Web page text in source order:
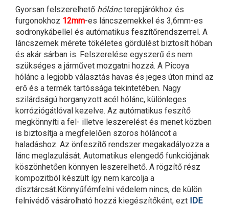
Gyorsan felszerelhető hóláncterepjárókhoz és
furgonokhoz 12mm-es láncszemekkel és 3,6mm-es
sodronykábellel és autómatikus feszítőrendszerrel. A
láncszemek mérete tökéletes gördülést biztosít hóban
és akár sárban is. Felszerelése egyszerű és nem
szükséges a járművet mozgatni hozzá. A Picoya
hólánc a legjobb választás havas és jeges úton mind az
erő és a termék tartóssága tekintetében. Nagy
szilárdságú horganyzott acél hólánc, különleges
korróziógátlóval kezelve. Az autómatikus feszítő
megkönnyíti a fel- illetve leszerelést és menet közben
is biztosítja a megfelelően szoros hóláncot a
haladáshoz. Az önfeszítő rendszer megakadályozza a
lánc meglazulását. Automatikus elengedő funkciójának
köszönhetően könnyen leszerelhető. A rögzítő rész
kompozitból készült így nem karcolja a
dísztárcsát.Könnyűfémfelni védelem nincs, de külön
felnivédő vásárolható hozzá kiegészítőként, ezt IDE